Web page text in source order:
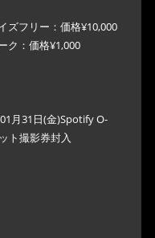
ズフリー：価格¥10,000
ク：価格¥1,000
月31日(金)Spotify O-
ト撮影券封入